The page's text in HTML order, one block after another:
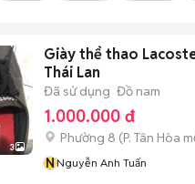
3
Giày thể thao
Thái Lan
Đã sử dụng Đồ nam
1.000.000 đ
Phường 8 (P. Tân Hòa
NNguyễn Anh Tuấn